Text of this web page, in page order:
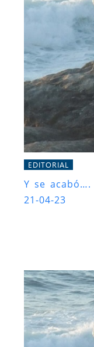
EDITORIAL
Y se acabó….
21-04-23